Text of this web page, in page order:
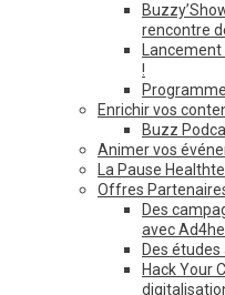
rencontre
!
Enrichir vos
Buzz
Animer vos
La Pause
Offres
Des
avec
Des
Hack Your